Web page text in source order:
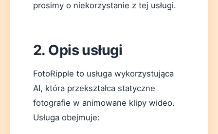
NederlandsPolskiPortuguês
prosimy o niekorzystanie z tej usługi.
2. Opis usługi
FotoRipple to usługa wykorzystująca
AI, która przekształca statyczne
fotografie w animowane klipy wideo.
Usługa obejmuje: